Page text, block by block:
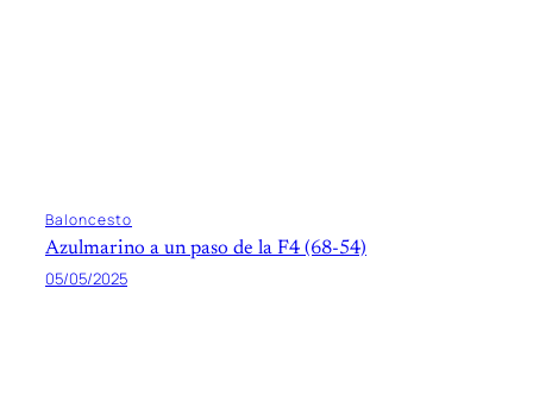
Baloncesto
Azulmarino a un paso de la F4 (68-54)
05/05/2025